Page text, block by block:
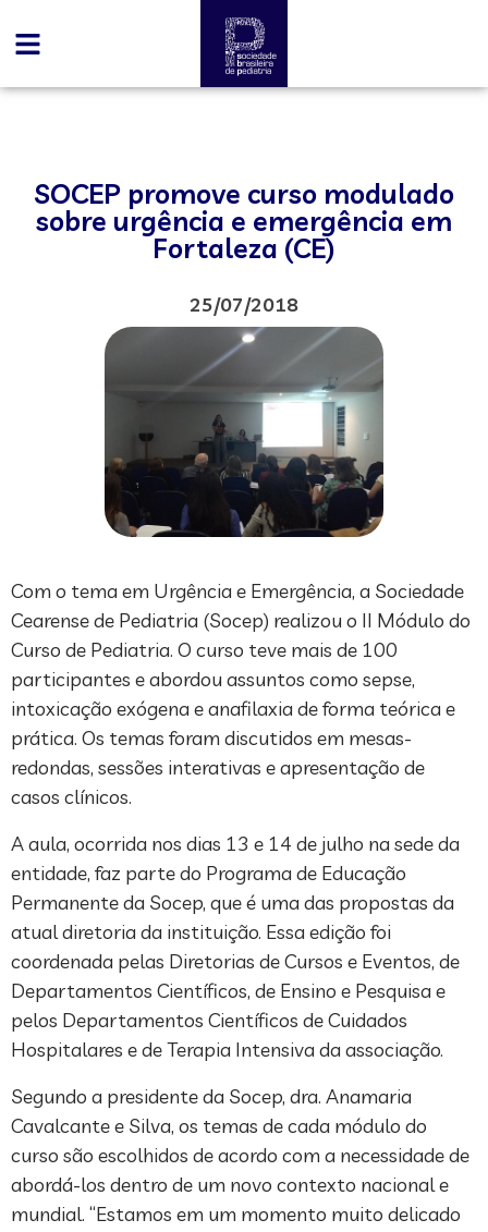
SOCEP promove curso modulado
sobre urgência e emergência em
Fortaleza (CE)
25/07/2018
Com o tema em Urgência e Emergência, a Sociedade
Cearense de Pediatria (Socep) realizou o II Módulo do
Curso de Pediatria. O curso teve mais de 100
participantes e abordou assuntos como sepse,
intoxicação exógena e anafilaxia de forma teórica e
prática. Os temas foram discutidos em mesas-
redondas, sessões interativas e apresentação de
casos clínicos.
A aula, ocorrida nos dias 13 e 14 de julho na sede da
entidade, faz parte do Programa de Educação
Permanente da Socep, que é uma das propostas da
atual diretoria da instituição. Essa edição foi
coordenada pelas Diretorias de Cursos e Eventos, de
Departamentos Científicos, de Ensino e Pesquisa e
pelos Departamentos Científicos de Cuidados
Hospitalares e de Terapia Intensiva da associação.
Segundo a presidente da Socep, dra. Anamaria
Cavalcante e Silva, os temas de cada módulo do
curso são escolhidos de acordo com a necessidade de
abordá-los dentro de um novo contexto nacional e
mundial. “Estamos em um momento muito delicado